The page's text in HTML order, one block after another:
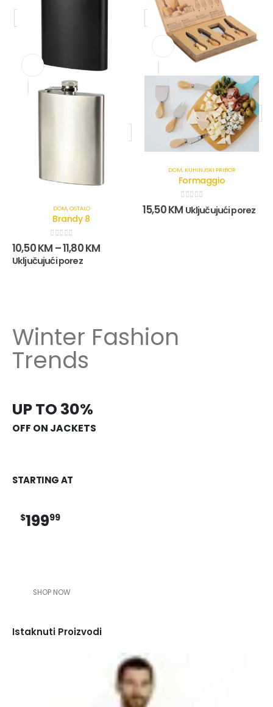
DOM,OSTALO
Brandy 8
0 out of 5
10,50KM –11,80KM
Uključujući porez
DOM, KUHINJSKI PRIBOR
Formaggio
0 out of 5
15,50KM Uključujući porez
Winter Fashion
Trends
UP TO 30%
OFF ON JACKETS
STARTING AT
$19999
SHOP NOW
Istaknuti Proizvodi